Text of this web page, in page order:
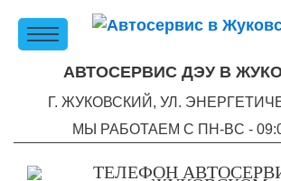
АВТОСЕРВИС ДЭУ В
Г. ЖУКОВСКИЙ, УЛ.
МЫ РАБОТАЕМ С ПН-ВC -